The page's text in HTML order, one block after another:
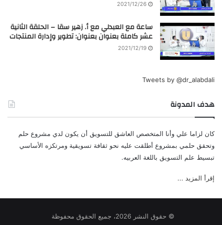
2021/12/26
ساعة مع العبدلي مع أ. زهير سقا – الحلقة الثانية
عشر كاملة بعنوان بعنوان: تطوير وإدارة المنتجات
2021/12/19
Tweets by @dr_alabdali
هدف المدونة
كان لزاما علي وأنا المتخصص العاشق للتسويق أن يكون لدي مشروع حلم
وتحقق حلمي بمشروع أطلقت عليه نحو ثقافة تسويقية ومرتكزه الأساسي
تبسيط علم التسويق باللغة العربيه.
إقرأ المزيد ...
© حقوق النشر 2026، جميع الحقوق محفوظة